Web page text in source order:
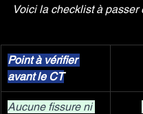
Voici la checklist à passer
Point à vérifier
avant le CT
Aucune fissure ni